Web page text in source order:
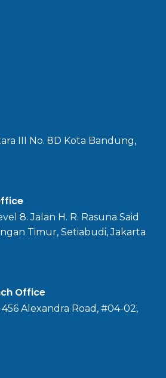
III No. 8D Kota Bandung,
8. Jalan H. R. Rasuna Said
Timur, Setiabudi, Jakarta
Office
Alexandra Road, #04-02,